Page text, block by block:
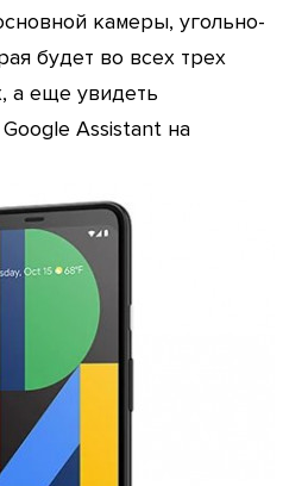
камеры, угольно-
будет во всех трех
а еще увидеть
Assistant на